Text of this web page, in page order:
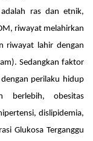
ras dan etnik,
riwayat melahirkan
riwayat lahir dengan
Sedangkan faktor
perilaku hidup
berlebih, obesitas
dislipidemia,
Glukosa Terganggu